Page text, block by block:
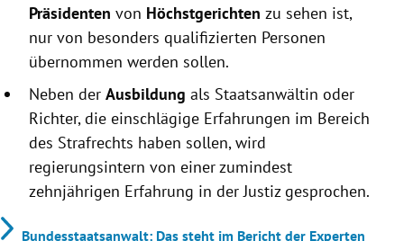
Präsidenten von Höchstgerichten zu sehen ist,
nur von besonders qualifizierten Personen
übernommen werden sollen.
Neben der Ausbildung als Staatsanwältin oder
Richter, die einschlägige Erfahrungen im Bereich
des Strafrechts haben sollen, wird
regierungsintern von einer zumindest
zehnjährigen Erfahrung in der Justiz gesprochen.
Bundesstaatsanwalt: Das steht im Bericht der Experten